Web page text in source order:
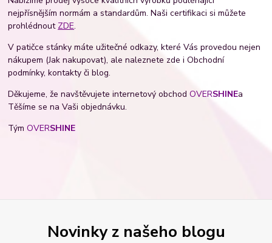
nejpřísnějším normám a standardům. Naši certifikaci si můžete
prohlédnout ZDE.
V patičce stánky máte užitečné odkazy, které Vás provedou nejen
nákupem (Jak nakupovat), ale naleznete zde i Obchodní
podmínky, kontakty či blog.
Děkujeme, že navštěvujete internetový obchodOVERSHINEa
Těšíme se na Vaši objednávku.
TýmOVERSHINE
Novinky z našeho blogu